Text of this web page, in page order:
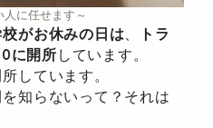
に任せます～
がお休みの日は、
トラ
に開所しています。
しています。
知らないって？それは